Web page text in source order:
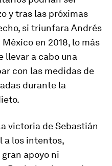
y tras las próximas
si triunfara Andrés
en 2018, lo más
llevar a cabo una
con las medidas de
durante la
victoria de Sebastián
a los intentos,
apoyo ni